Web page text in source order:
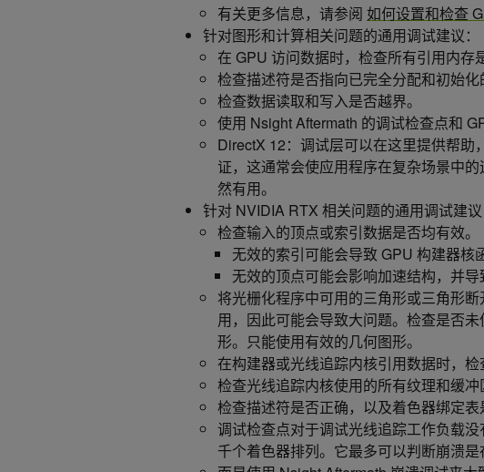
有关更多信息，请参阅 如何设置和检查
针对图形和计算相关问题的通用调试建议：
在 GPU 访问数据时，检查所有引用内存
检查描述符是否指向已完全分配和初始化
检查数据读取和写入是否越界。
使用 Nsight Aftermath 的调试检查点和
DirectX 12：调试层可以在这里提供帮
证，这通常会使应用程序在复杂场景中
然有用。
针对 NVIDIA RTX 相关问题的通用调试建议
检查输入的顶点或索引数据是否均有效。
无效的索引可能会导致 GPU 构建器核
无效的顶点可能会影响加速结构，并导
将光栅化程序中可用的三角形或三角形
用，因此可能会导致大问题。检查是否
形。只能使用有效的几何图形。
在构建器或光线追踪内核引用数据时，检
检查光线追踪内核使用的所有纹理和缓冲
检查描述符是否正确，以及着色器绑定表
调试检查点对于调试光线追踪工作负载
千个着色器排列。它最多可以判断崩溃